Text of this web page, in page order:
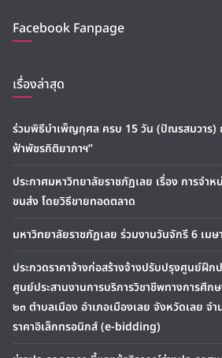
Facebook Fanpage
เรื่องล่าสุด
ร่วมพิธีบำเพ็ญกุศล ครบ 15 วัน (ปัณรสมวาร)
ฟ้าพัชรกิติยาภาฯ”
ประกาศมหาวิทยาลัยราชภัฏเลย เรื่อง การจำ
ขนส่ง โดยวิธีขายทอดตลาด
มหาวิทยาลัยราชภัฏเลย ร่วมงานวันจักรี 6 เม
ประกวดราคาจ้างก่อสร้างจ้างปรับปรุงศูนย์ฝึ
ศูนย์ประสานงานการบริการวิชาชีพทางการศึก
๒๓ ตำบลเมือง อำเภอเมืองเลย จังหวัดเลย จ
ราคาอิเล็กทรอนิกส์ (e-bidding)